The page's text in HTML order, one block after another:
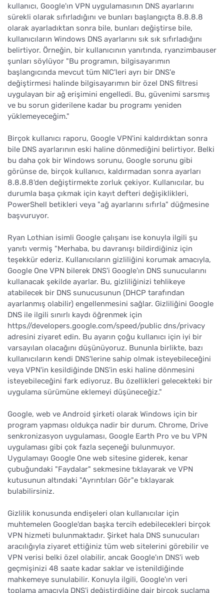
kullanıcı, Google'ın VPN uygulamasının DNS ayarlarını
sürekli olarak sıfırladığını ve bunları başlangıçta 8.8.8.8
olarak ayarladıktan sonra bile, bunları değiştirse bile,
kullanıcıların Windows DNS ayarlarını sık sık sıfırladığını
belirtiyor. Örneğin, bir kullanıcının yanıtında, ryanzimbauser
şunları söylüyor "Bu programın, bilgisayarımın
başlangıcında mevcut tüm NIC'leri ayrı bir DNS'e
değiştirmesi halinde bilgisayarımın bir özel DNS filtresi
uygulayan bir ağ erişimini engelledi. Bu, güvenimi sarsmış
ve bu sorun giderilene kadar bu programı yeniden
yüklemeyeceğim."
Birçok kullanıcı raporu, Google VPN'ini kaldırdıktan sonra
bile DNS ayarlarının eski haline dönmediğini belirtiyor. Belki
bu daha çok bir Windows sorunu, Google sorunu gibi
görünse de, birçok kullanıcı, kaldırmadan sonra ayarları
8.8.8.8'den değiştirmekte zorluk çekiyor. Kullanıcılar, bu
durumla başa çıkmak için kayıt defteri değişiklikleri,
PowerShell betikleri veya "ağ ayarlarını sıfırla" düğmesine
başvuruyor.
Ryan Lothian isimli Google çalışanı ise konuyla ilgili şu
yanıtı vermiş "Merhaba, bu davranışı bildirdiğiniz için
teşekkür ederiz. Kullanıcıların gizliliğini korumak amacıyla,
Google One VPN bilerek DNS'i Google'ın DNS sunucularını
kullanacak şekilde ayarlar. Bu, gizliliğinizi tehlikeye
atabilecek bir DNS sunucusunun (DHCP tarafından
ayarlanmış olabilir) engellenmesini sağlar. Gizliliğini Google
DNS ile ilgili sınırlı kaydı öğrenmek için
https//developers.google.com/speed/public dns/privacy
adresini ziyaret edin. Bu ayarın çoğu kullanıcı için iyi bir
varsayılan olacağını düşünüyoruz. Bununla birlikte, bazı
kullanıcıların kendi DNS'lerine sahip olmak isteyebileceğini
veya VPN'in kesildiğinde DNS'in eski haline dönmesini
isteyebileceğini fark ediyoruz. Bu özellikleri gelecekteki bir
uygulama sürümüne eklemeyi düşüneceğiz."
Google, web ve Android şirketi olarak Windows için bir
program yapması oldukça nadir bir durum. Chrome, Drive
senkronizasyon uygulaması, Google Earth Pro ve bu VPN
uygulaması gibi çok fazla seçeneği bulunmuyor.
Uygulamayı Google One web sitesine giderek, kenar
çubuğundaki "Faydalar" sekmesine tıklayarak ve VPN
kutusunun altındaki "Ayrıntıları Gör"e tıklayarak
bulabilirsiniz.
Gizlilik konusunda endişeleri olan kullanıcılar için
muhtemelen Google'dan başka tercih edebilecekleri birçok
VPN hizmeti bulunmaktadır. Şirket hala DNS sunucuları
aracılığıyla ziyaret ettiğiniz tüm web sitelerini görebilir ve
VPN verisi belki özel olabilir, ancak Google'ın DNS'i web
geçmişinizi 48 saate kadar saklar ve istenildiğinde
mahkemeye sunulabilir. Konuyla ilgili, Google'ın veri
toplama amacıyla DNS'i değiştirdiğine dair birçok suçlama